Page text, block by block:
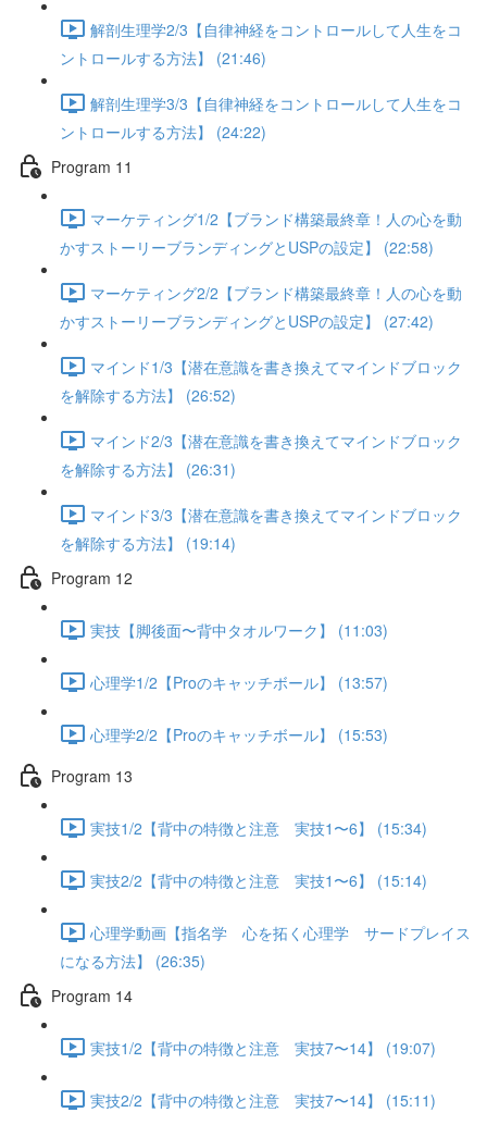
解剖生理学2/3【自律神経をコントロールして人生をコ
ントロールする方法】 (21:46)
解剖生理学3/3【自律神経をコントロールして人生をコ
ントロールする方法】 (24:22)
Program 11
マーケティング1/2【ブランド構築最終章！人の心を動
かすストーリーブランディングとUSPの設定】 (22:58)
マーケティング2/2【ブランド構築最終章！人の心を動
かすストーリーブランディングとUSPの設定】 (27:42)
マインド1/3【潜在意識を書き換えてマインドブロック
を解除する方法】 (26:52)
マインド2/3【潜在意識を書き換えてマインドブロック
を解除する方法】 (26:31)
マインド3/3【潜在意識を書き換えてマインドブロック
を解除する方法】 (19:14)
Program 12
実技【脚後面〜背中タオルワーク】 (11:03)
心理学1/2【Proのキャッチボール】 (13:57)
心理学2/2【Proのキャッチボール】 (15:53)
Program 13
実技1/2【背中の特徴と注意 実技1〜6】 (15:34)
実技2/2【背中の特徴と注意 実技1〜6】 (15:14)
心理学動画【指名学 心を拓く心理学 サードプレイス
になる方法】 (26:35)
Program 14
実技1/2【背中の特徴と注意 実技7〜14】 (19:07)
実技2/2【背中の特徴と注意 実技7〜14】 (15:11)